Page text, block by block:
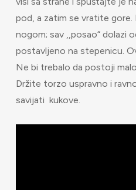
pod, a zatim se vratite
nogom; sav ,,posao“ dolazi
postavljeno na stepenicu.
Ne bi trebalo da postoji malo
Držite torzo uspravno i
savijati kukove.